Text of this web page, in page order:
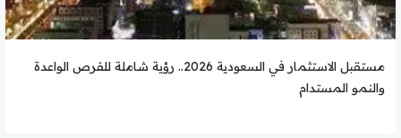
مستقبل الاستثمار في السعودية 2026.. رؤية شاملة للفرص الواعدة
والنمو المستدام